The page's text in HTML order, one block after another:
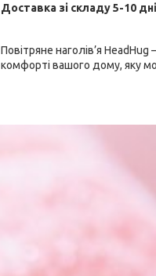
Доставка зі складу 5-10
Повітряне наголів’я
комфорті вашого дому, яку